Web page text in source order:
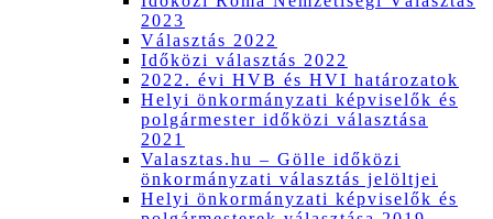
2023
Választás 2022
Időközi választás 2022
2022. évi HVB és HVI határozatok
Helyi önkormányzati képviselők és
polgármester időközi választása
2021
Valasztas.hu – Gölle időközi
önkormányzati választás jelöltjei
Helyi önkormányzati képviselők és